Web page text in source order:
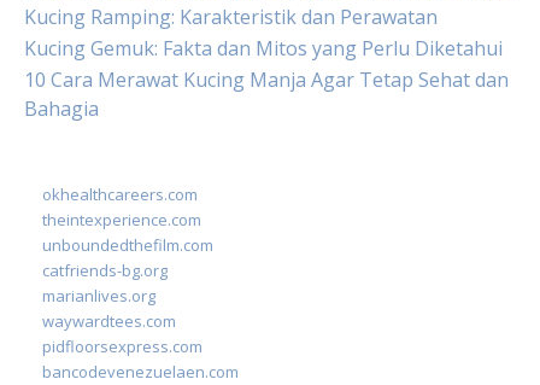
Kucing Ramping: Karakteristik dan Perawatan
Kucing Gemuk: Fakta dan Mitos yang Perlu Diketahui
10 Cara Merawat Kucing Manja Agar Tetap Sehat dan
Bahagia
okhealthcareers.com
theintexperience.com
unboundedthefilm.com
catfriends-bg.org
marianlives.org
waywardtees.com
pidfloorsexpress.com
bancodevenezuelaen.com